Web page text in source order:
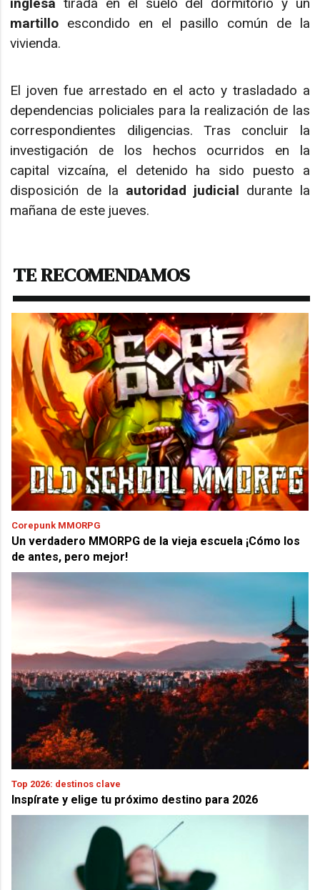
martillo escondido en el pasillo común de la
vivienda.
El joven fue arrestado en el acto y trasladado a
dependencias policiales para la realización de las
correspondientes diligencias. Tras concluir la
investigación de los hechos ocurridos en la
capital vizcaína, el detenido ha sido puesto a
disposición de la autoridad judicial durante la
mañana de este jueves.
TE RECOMENDAMOS
Corepunk MMORPG
Un verdadero MMORPG de la vieja escuela ¡Cómo los
de antes, pero mejor!
Top 2026: destinos clave
Inspírate y elige tu próximo destino para 2026